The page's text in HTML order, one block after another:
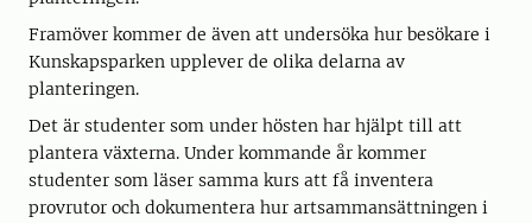
Framöver kommer de även att undersöka hur besökare i
Kunskapsparken upplever de olika delarna av
planteringen.
Det är studenter som under hösten har hjälpt till att
plantera växterna. Under kommande år kommer
studenter som läser samma kurs att få inventera
provrutor och dokumentera hur artsammansättningen i